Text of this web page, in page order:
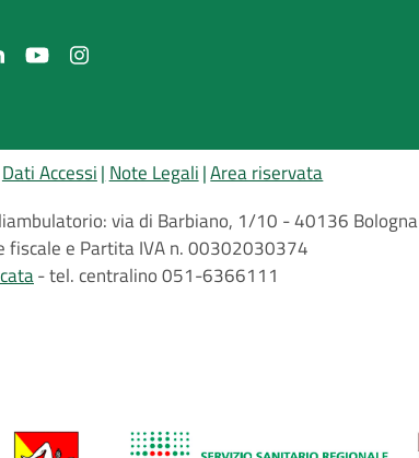
Dati Accessi Note Legali Area riservata
via di Barbiano, 1/10 - 40136 Bologna
fiscale e Partita IVA n. 00302030374
tel. centralino 051-6366111